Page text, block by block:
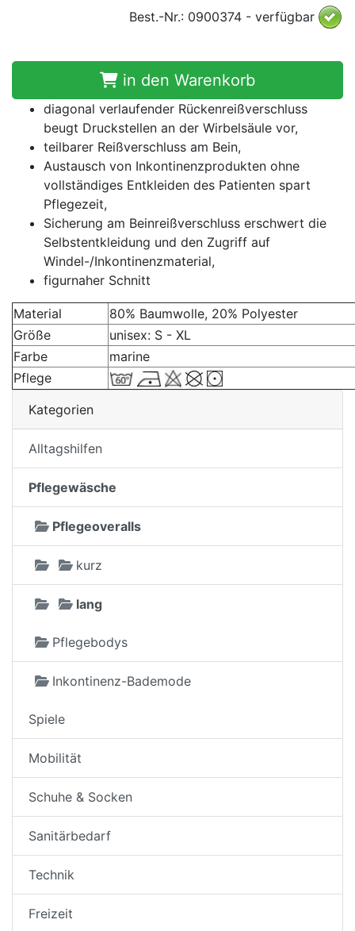
Best.-Nr.: 0900374 - verfügbar
in den Warenkorb
diagonal verlaufender Rückenreißverschluss
beugt Druckstellen an der Wirbelsäule vor,
teilbarer Reißverschluss am Bein,
Austausch von Inkontinenzprodukten ohne
vollständiges Entkleiden des Patienten spart
Pflegezeit,
Sicherung am Beinreißverschluss erschwert die
Selbstentkleidung und den Zugriff auf
Windel-/Inkontinenzmaterial,
figurnaher Schnitt
Material
80% Baumwolle, 20% Polyester
Größe
unisex: S - XL
Farbe
marine
Pflege
Kategorien
Alltagshilfen
Pflegewäsche
Pflegeoveralls
kurz
lang
Pflegebodys
Inkontinenz-Bademode
Spiele
Mobilität
Schuhe & Socken
Sanitärbedarf
Technik
Freizeit